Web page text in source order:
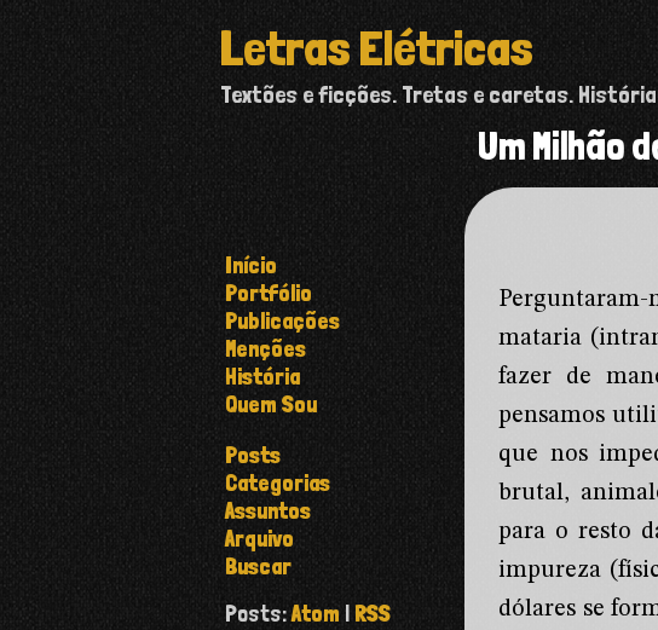
Letras Elétricas
Textões e ficções. Tretas e caretas.
Início
Portfólio
Publicações
Menções
História
Quem Sou
Posts
Categorias
Assuntos
Arquivo
Buscar
Posts:Atom | RSS
Um Milhão
mataria
fazer de
pensamos
que nos
brutal,
para o resto
impureza
dólares se